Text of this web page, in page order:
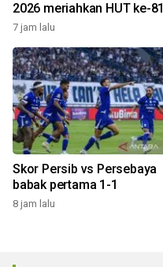
2026 meriahkan HUT ke-81
RI
7 jam lalu
Skor Persib vs Persebaya
babak pertama 1-1
8 jam lalu